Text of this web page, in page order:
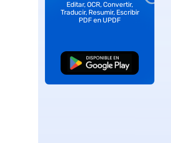
Editar, OCR, Convertir,
Traducir, Resumir, Escribir
PDF en UPDF
Descarga Gratuita